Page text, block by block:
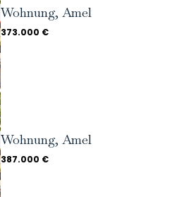
Wohnung, Amel
373.000 €
Wohnung, Amel
387.000 €